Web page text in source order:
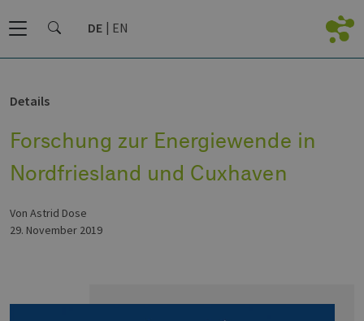
DE EN
Details
Forschung zur Energiewende in
Nordfriesland und Cuxhaven
von Astrid Dose
29. November 2019